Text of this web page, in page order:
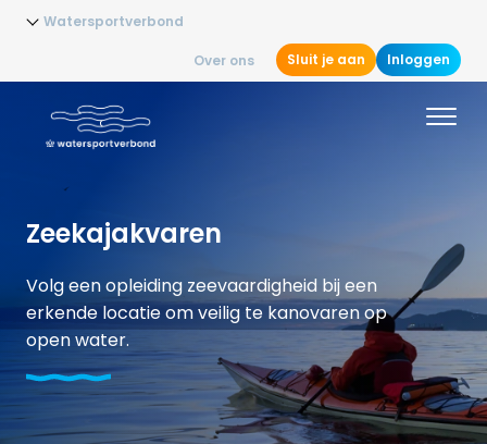
Watersportverbond
Over ons Sluit je aan Inloggen
Zeekajakvaren
Volg een opleiding zeevaardigheid bij een
erkende locatie om veilig te kanovaren op
open water.